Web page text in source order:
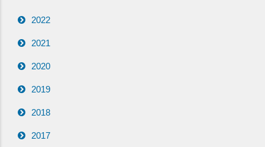
2022
2021
2020
2019
2018
2017